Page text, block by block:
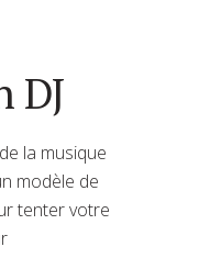
DJ
la musique
modèle de
tenter votre